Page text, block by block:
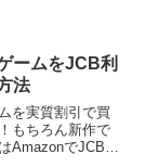
ームをJCB利
法
を実質割引で買
もちろん新作で
AmazonでJCBカ